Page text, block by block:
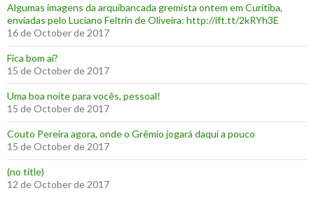
Algumas imagens da arquibancada gremista ontem em Curitiba,
enviadas pelo Luciano Feltrin de Oliveira: http://ift.tt/2kRYh3E
16 de October de 2017
‪Fica bom aí?‬
15 de October de 2017
Uma boa noite para vocês, pessoal!
15 de October de 2017
‪Couto Pereira agora, onde o Grêmio jogará daqui a pouco ‬
15 de October de 2017
(no title)
12 de October de 2017